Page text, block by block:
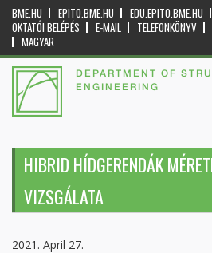
BME.HU EPITO.BME.HU EDU.EPITO.BME.HU
OKTATÓI BELÉPÉS
E-MAIL TELEFONKÖNYV
MAGYAR
DEPARTMENT OF
ENGINEERING
HIBRID HÍDGERENDÁK
VIZSGÁLATA
2021. April 27.